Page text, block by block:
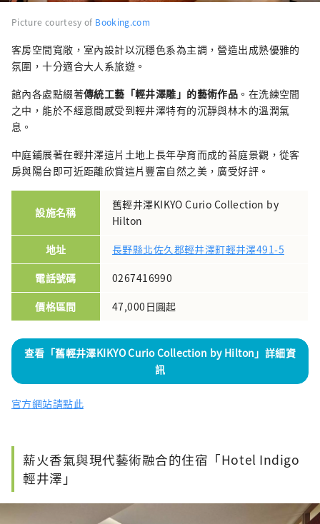
Picture courtesy of Booking.com
客房空間寬敞，室內設計以沉穩色系為主調，營造出成熟優雅的
氛圍，十分適合大人系旅遊。
館內各處點綴著傳統工藝「輕井澤雕」的藝術作品 。在洗練空間
之中，能於不經意間感受到輕井澤特有的沉靜與林木的溫潤氣
息。
中庭鋪展著在輕井澤這片土地上長年孕育而成的苔庭景觀，從客
房與陽台即可近距離欣賞這片豐富自然之美，廣受好評。
設施名稱
舊輕井澤KIKYO Curio Collection by
Hilton
地址
長野縣北佐久郡輕井澤町輕井澤491-5
電話號碼
0267416990
價格區間
47,000日圓起
查看「舊輕井澤KIKYO Curio Collection by Hilton」詳細資
訊
官方網站請點此
薪火香氣與現代藝術融合的住宿「Hotel Indigo
輕井澤」